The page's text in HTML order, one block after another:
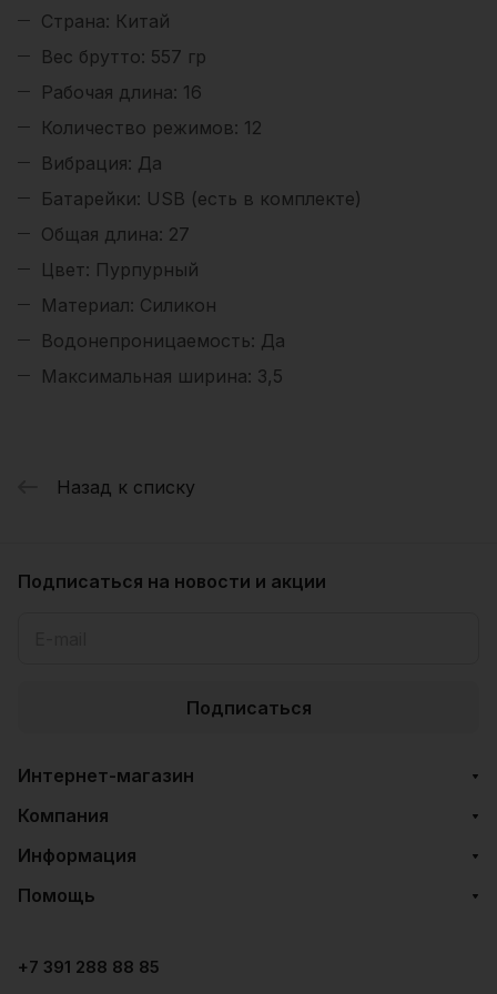
Страна: Китай
Веc брутто: 557 гр
Рабочая длина: 16
Количество режимов: 12
Вибрация: Да
Батарейки: USB (есть в комплекте)
Общая длина: 27
Цвет: Пурпурный
Материал: Cиликон
Водонепроницаемость: Да
Максимальная ширина: 3,5
Назад к списку
Подписаться на новости и акции
Подписаться
Интернет-магазин
Компания
Информация
Помощь
+7 391 288 88 85